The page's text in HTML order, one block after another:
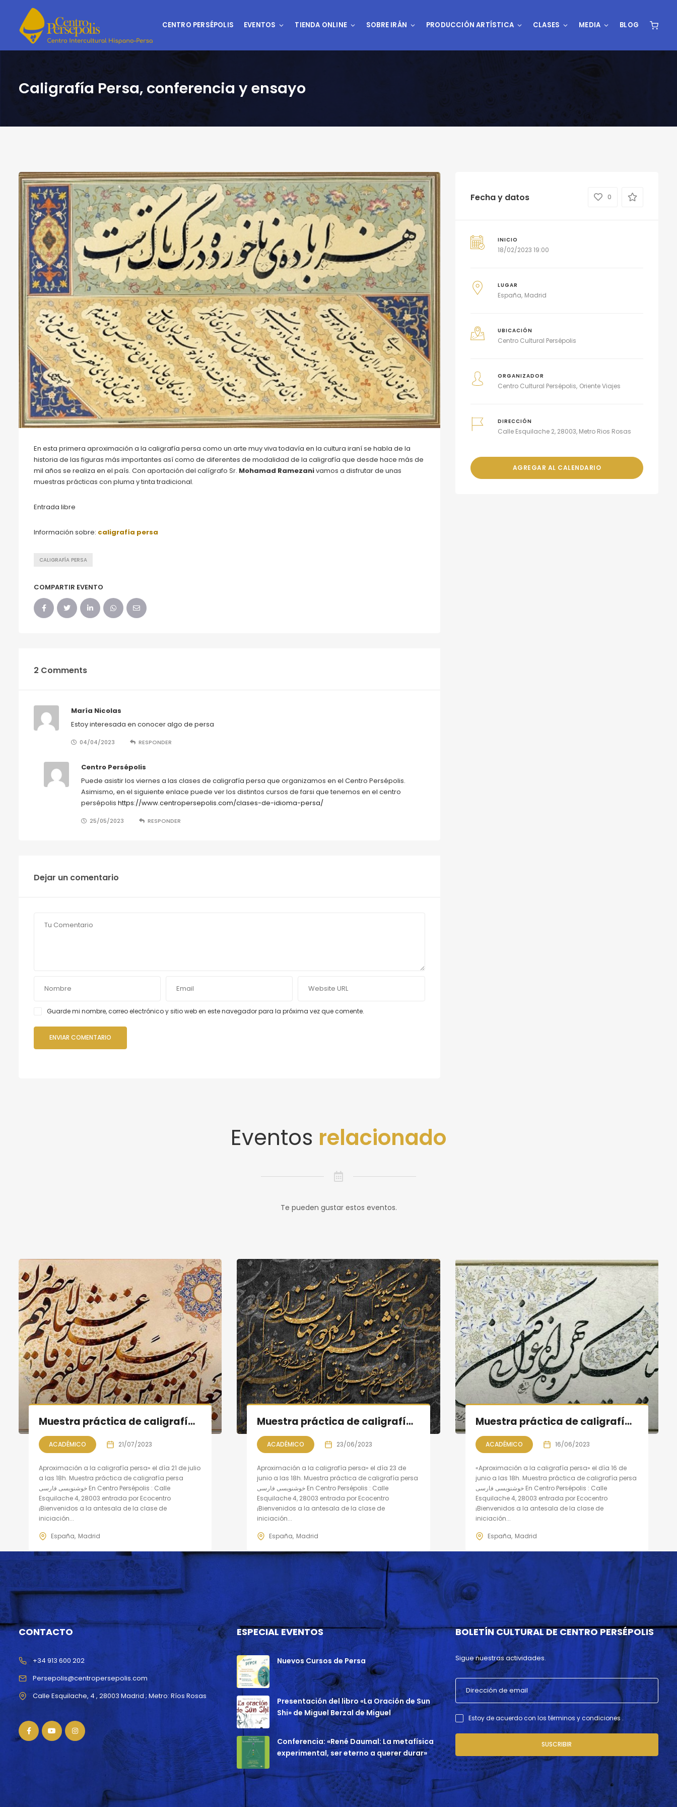
CENTRO PERSÉPOLIS EVENTOS TIENDA ONLINE SOBRE IRÁN PRODUCCIÓN ARTÍSTICA CLASES MEDIA BLOG
Caligrafía Persa, conferencia y ensayo
En esta primera aproximación a la caligrafía persa como un arte muy viva todavía en la cultura iraní se habla de la
historia de las figuras más importantes así como de diferentes de modalidad de la caligrafía que desde hace más de
mil años se realiza en el país. Con aportación del calígrafo Sr. Mohamad Ramezanivamos a disfrutar de unas
muestras prácticas con pluma y tinta tradicional.
Entrada libre
Información sobre: caligrafía persa
CALIGRAFÍA PERSA
COMPARTIR EVENTO
2 Comments
María Nicolas
Estoy interesada en conocer algo de persa
04/04/2023 RESPONDER
Centro Persépolis
Puede asistir los viernes a las clases de caligrafía persa que organizamos en el Centro Persépolis.
Asimismo, en el siguiente enlace puede ver los distintos cursos de farsi que tenemos en el centro
persépolis https://www.centropersepolis.com/clases-de-idioma-persa/
25/05/2023 RESPONDER
Dejar un comentario
Guarde mi nombre, correo electrónico y sitio web en este navegador para la próxima vez que comente.
Fecha y datos 0
INICIO
18/02/2023 19:00
LUGAR
España Madrid
UBICACIÓN
Centro Cultural Persépolis
ORGANIZADOR
Centro Cultural Persépolis Oriente Viajes
DIRECCIÓN
Calle Esquilache 2, 28003, Metro Rios Rosas
AGREGAR AL CALENDARIO
Eventos relacionado
Te pueden gustar estos eventos.
Muestra práctica de caligrafía persa
ACADÉMICO 21/07/2023
Aproximación a la caligrafía persa» el día 21 de julio
a las 18h. Muestra práctica de caligrafía persa
خوشنویسی فارسی En Centro Persépolis : Calle
Esquilache 4, 28003 entrada por Ecocentro
¡Bienvenidos a la antesala de la clase de
iniciación...
España Madrid
Muestra práctica de caligrafía persa, sesión X
ACADÉMICO 23/06/2023
Aproximación a la caligrafía persa» el día 23 de
junio a las 18h. Muestra práctica de caligrafía persa
خوشنویسی فارسی En Centro Persépolis : Calle
Esquilache 4, 28003 entrada por Ecocentro
¡Bienvenidos a la antesala de la clase de
iniciación...
España Madrid
Muestra práctica de caligrafía persa, sesión IX
ACADÉMICO 16/06/2023
«Aproximación a la caligrafía persa» el día 16 de
junio a las 18h. Muestra práctica de caligrafía persa
خوشنویسی فارسی En Centro Persépolis : Calle
Esquilache 4, 28003 entrada por Ecocentro
¡Bienvenidos a la antesala de la clase de
iniciación...
España Madrid
CONTACTO
Persepolis@centropersepolis.com
+34 913 600 202
ESPECIAL EVENTOS
Nuevos Cursos de Persa
Presentación del libro «La Oración de Sun
Shi» de Miguel Berzal de Miguel
Conferencia: «René Daumal: La metafísica
experimental, ser eterno a querer durar»
BOLETÍN CULTURAL DE CENTRO PERSÉPOLIS
Sigue nuestras actividades.
Estoy de acuerdo con los términos y condiciones .
SUSCRIBIR